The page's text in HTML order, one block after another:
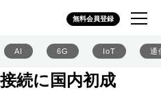
無料会員登録
AI 6G IoT 通
続に国内初成